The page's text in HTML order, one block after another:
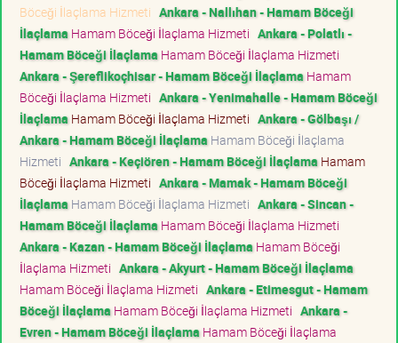
Böceği İlaçlama Hizmeti Ankara - Nallıhan - Hamam Böceği
İlaçlama Hamam Böceği İlaçlama Hizmeti Ankara - Polatlı -
Hamam Böceği İlaçlama Hamam Böceği İlaçlama Hizmeti
Ankara - Şereflikoçhisar - Hamam Böceği İlaçlama Hamam
Böceği İlaçlama Hizmeti Ankara - Yenimahalle - Hamam Böceği
İlaçlama Hamam Böceği İlaçlama Hizmeti Ankara - Gölbaşı /
Ankara - Hamam Böceği İlaçlama Hamam Böceği İlaçlama
Hizmeti Ankara - Keçiören - Hamam Böceği İlaçlama Hamam
Böceği İlaçlama Hizmeti Ankara - Mamak - Hamam Böceği
İlaçlama Hamam Böceği İlaçlama Hizmeti Ankara - Sincan -
Hamam Böceği İlaçlama Hamam Böceği İlaçlama Hizmeti
Ankara - Kazan - Hamam Böceği İlaçlama Hamam Böceği
İlaçlama Hizmeti Ankara - Akyurt - Hamam Böceği İlaçlama
Hamam Böceği İlaçlama Hizmeti Ankara - Etimesgut - Hamam
Böceği İlaçlama Hamam Böceği İlaçlama Hizmeti Ankara -
Evren - Hamam Böceği İlaçlama Hamam Böceği İlaçlama